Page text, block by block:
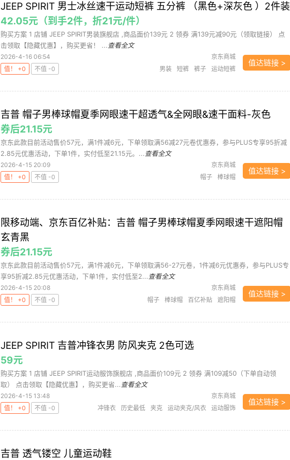
JEEP SPIRIT 男士冰丝速干运动短裤 五分裤 （黑色+深灰色 ）2件装
42.05元（到手2件，折21元/件）
购买方案 1 店铺 JEEP SPIRIT男装旗舰店 ,商品面价139元 2 领券 满139元减90元（领取链接） 点
击领取【隐藏优惠】，购买更省！ ... 查看全文
2026-4-16 06:54
京东商城
值！ +0
不值 -0 男装 短裤 裤子 运动短裤
值达链接 >
吉普 帽子男棒球帽夏季网眼速干超透气&全网眼&速干面料-灰色
券后21.15元
京东此款目前活动售价57元，满1件减6元，下单领取满56减27元卷优惠券，参与PLUS专享95折减
2.85元优惠活动，下单1件，实付低至21.15元。... 查看全文
2026-4-15 20:09
京东商城
值！ +0
不值 -0 帽子 棒球帽
值达链接 >
限移动端、京东百亿补贴：吉普 帽子男棒球帽夏季网眼速干遮阳帽
玄青黑
券后21.15元
京东此款目前活动售价57元，满1件减6元，下单领取满56-27元卷，1件减6元优惠券，参与PLUS专
享95折减2.85元优惠活动，下单1件，实付低至2... 查看全文
2026-4-15 20:08
京东商城
值！ +0
不值 -0 帽子 棒球帽 百亿补贴 遮阳帽
值达链接 >
JEEP SPIRIT 吉普冲锋衣男 防风夹克 2色可选
59元
购买方案 1 店铺 JEEP SPIRIT运动服饰旗舰店 ,商品面价109元 2 领券 满109减50（下单自动领
取） 点击领取【隐藏优惠】，购买更省... 查看全文
2026-4-15 13:48
京东商城
值！ +0
不值 -0 冲锋衣 历史最低 夹克 运动夹克/风衣 运动服饰
值达链接 >
吉普 透气镂空 儿童运动鞋